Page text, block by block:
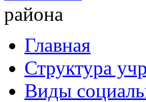
района
Главная
Структура
Виды